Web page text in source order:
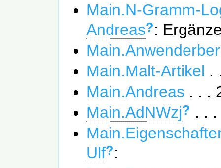
Main.N-Gramm-
Andreas?:
Main.Malt-Artikel .
Main.Andreas . . .
Main.AdNWzj? . .
Ulf?: